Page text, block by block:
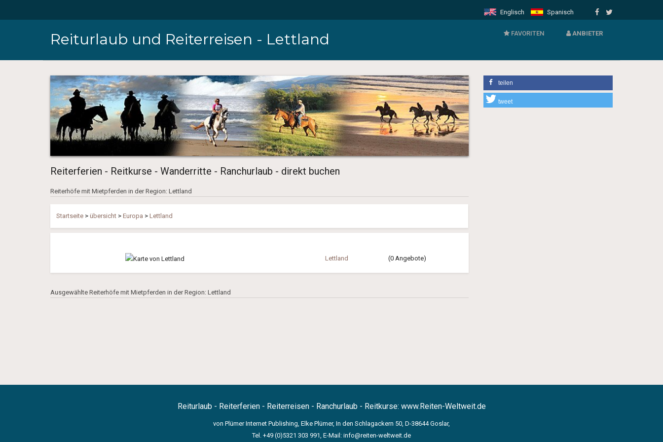
Englisch Spanisch
Reiturlaub und Reiterreisen - Lettland FAVORITEN ANBIETER
VERMIETER
Login für Anbieter
Reiterferien - Reitkurse - Wanderritte - Ranchurlaub - direkt buchen
Reiterhöfe mit Mietpferden in der Region: Lettland
Startseite > übersicht > Europa > Lettland
Lettland (0 Angebote)
Ausgewählte Reiterhöfe mit Mietpferden in der Region: Lettland
teilen
tweet
Reiturlaub - Reiterferien - Reiterreisen - Ranchurlaub - Reitkurse: www.Reiten-Weltweit.de
von Plümer Internet Publishing, Elke Plümer, In den Schlagackern 50, D-38644 Goslar,
Tel. +49 (0)5321 303 991, E-Mail: info@reiten-weltweit.de